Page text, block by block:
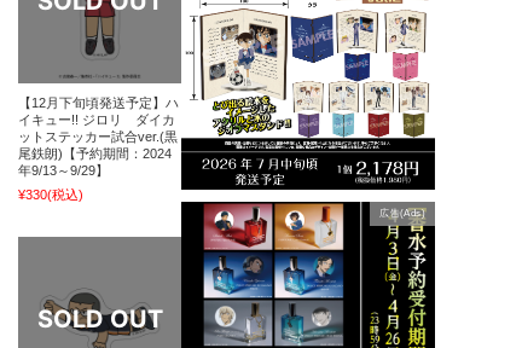
広告(Ads)
【12月下旬頃発送予定】ハ
イキュー!! ジロリ ダイカ
ットステッカー試合ver.(黒
尾鉄朗)【予約期間：2024
年9/13～9/29】
¥330(税込)